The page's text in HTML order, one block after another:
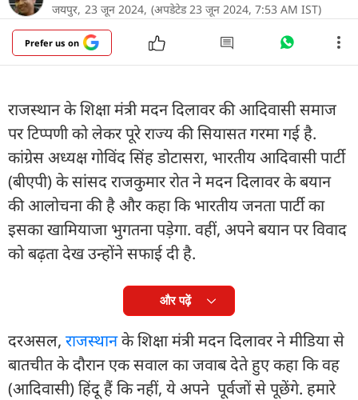
जयपुर, 23 जून 2024, (अपडेटेड 23 जून 2024, 7:53 AM IST)
Prefer us on
राजस्थान के शिक्षा मंत्री मदन दिलावर की आदिवासी समाज
पर टिप्पणी को लेकर पूरे राज्य की सियासत गरमा गई है.
कांग्रेस अध्यक्ष गोविंद सिंह डोटासरा, भारतीय आदिवासी पार्टी
(बीएपी) के सांसद राजकुमार रोत ने मदन दिलावर के बयान
की आलोचना की है और कहा कि भारतीय जनता पार्टी का
इसका खामियाजा भुगतना पड़ेगा. वहीं, अपने बयान पर विवाद
को बढ़ता देख उन्होंने सफाई दी है.
और पढ़ें
दरअसल, राजस्थानके शिक्षा मंत्री मदन दिलावर ने मीडिया से
बातचीत के दौरान एक सवाल का जवाब देते हुए कहा कि वह
(आदिवासी) हिंदू हैं कि नहीं, ये अपने पूर्वजों से पूछेंगे. हमारे